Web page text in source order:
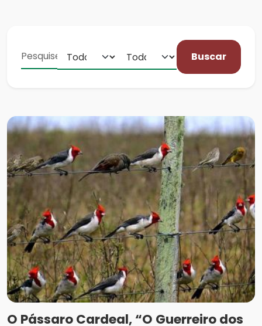
Buscar
O Pássaro Cardeal, “O Guerreiro dos